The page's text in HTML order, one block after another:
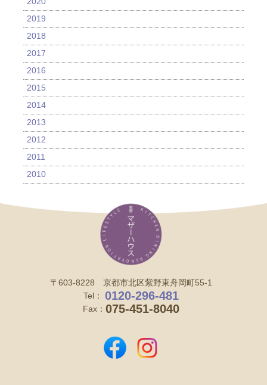
2019
2018
2017
2016
2015
2014
2013
2012
2011
2010
〒603-8228 京都市北区紫野東舟岡町55-1
Tel：
0120-296-481
Fax： 075-451-8040